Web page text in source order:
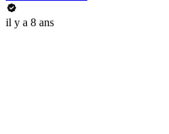
il y a 8 ans